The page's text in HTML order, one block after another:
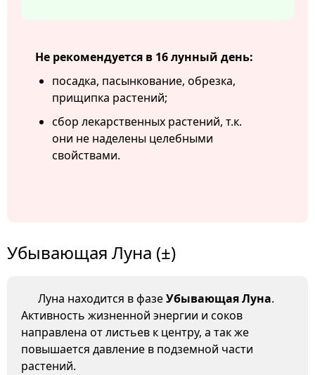
Не рекомендуется в 16 лунный день:
посадка, пасынкование, обрезка,
прищипка растений;
сбор лекарственных растений, т.к.
они не наделены целебными
свойствами.
Убывающая Луна (±)
Луна находится в фазеУбывающая Луна.
Активность жизненной энергии и соков
направлена от листьев к центру, а так же
повышается давление в подземной части
растений.